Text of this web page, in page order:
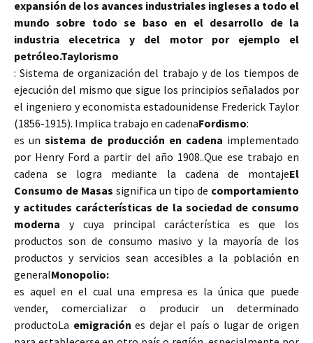
expansión de los avances industriales ingleses a todo el
mundo sobre todo se baso en el desarrollo de la
industria elecetrica y del motor por ejemplo el
petróleo.Taylorismo
:Sistema de organización del trabajo y de los tiempos de
ejecución del mismo que sigue los principios señalados por
el ingeniero y economista estadounidense Frederick Taylor
(1856-1915). Implica trabajo en cadenaFordismo:
es unsistema de producción en cadena implementado
por Henry Ford a partir del año 1908..Que ese trabajo en
cadena se logra mediante la cadena de montajeEl
Consumo de Masas significa un tipo de comportamiento
y actitudes carácterísticas de la sociedad de consumo
moderna y cuya principal carácterística es que los
productos son de consumo masivo y la mayoría de los
productos y servicios sean accesibles a la población en
generalMonopolio:
es aquel en el cual una empresa es la única que puede
vender, comercializar o producir un determinado
productoLa emigración es dejar el país o lugar de origen